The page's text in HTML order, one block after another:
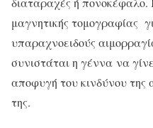
μαγνητικής τομογραφίας
υπαραχνοειδούς
συνιστάται η γέννα να
αποφυγή του κινδύνου της
της.